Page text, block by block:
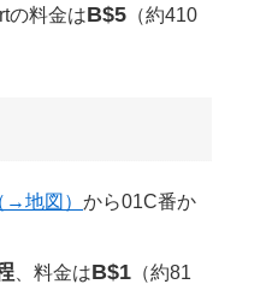
の料金はB$5 （約410
→地図） から01C番か
、料金はB$1 （約81